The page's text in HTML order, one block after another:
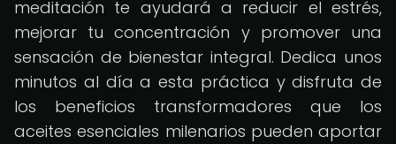
meditación te ayudará a reducir el estrés,
mejorar tu concentración y promover una
sensación de bienestar integral. Dedica unos
minutos al día a esta práctica y disfruta de
los beneficios transformadores que los
aceites esenciales milenarios pueden aportar